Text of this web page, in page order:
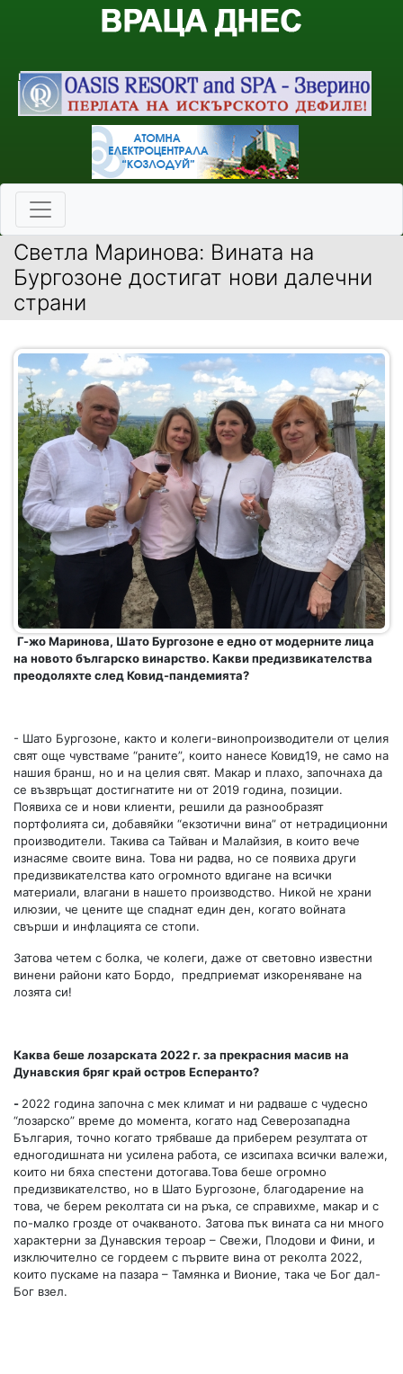
Светла Маринова: Вината на
Бургозоне достигат нови далечни
страни
Г-жо Маринова, Шато Бургозоне е едно от модерните лица
на новото българско винарство. Какви предизвикателства
преодоляхте след Ковид-пандемията?
- Шато Бургозоне, както и колеги-винопроизводители от целия
свят още чувстваме “раните”, които нанесе Ковид19, не само на
нашия бранш, но и на целия свят. Макар и плахо, започнаха да
се възвръщат достигнатите ни от 2019 година, позиции.
Появиха се и нови клиенти, решили да разнообразят
портфолията си, добавяйки “екзотични вина” от нетрадиционни
производители. Такива са Тайван и Малайзия, в които вече
изнасяме своите вина. Това ни радва, но се появиха други
предизвикателства като огромното вдигане на всички
материали, влагани в нашето производство. Никой не храни
илюзии, че цените ще спаднат един ден, когато войната
свърши и инфлацията се стопи.
Затова четем с болка, че колеги, даже от световно известни
винени райони като Бордо, предприемат изкореняване на
лозята си!
Каква беше лозарската 2022 г. за прекрасния масив на
Дунавския бряг край остров Есперанто?
- 2022 година започна с мек климат и ни радваше с чудесно
“лозарско” време до момента, когато над Северозападна
България, точно когато трябваше да приберем резултата от
едногодишната ни усилена работа, се изсипаха всички валежи,
които ни бяха спестени дотогава.Това беше огромно
предизвикателство, но в Шато Бургозоне, благодарение на
това, че берем реколтата си на ръка, се справихме, макар и с
по-малко грозде от очакваното. Затова пък вината са ни много
характерни за Дунавския тероар – Свежи, Плодови и Фини, и
изключително се гордеем с първите вина от реколта 2022,
които пускаме на пазара – Тамянка и Вионие, така че Бог дал-
Бог взел.